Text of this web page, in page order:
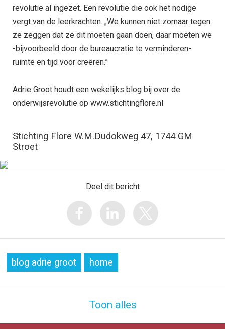
revolutie al ingezet. Een revolutie die ook het nodige
vergt van de leerkrachten. „We kunnen niet zomaar tegen
ze zeggen dat ze dit moeten gaan doen, daar moeten we
-bijvoorbeeld door de bureaucratie te verminderen-
ruimte en tijd voor creëren.”
Adrie Groot houdt een wekelijks blog bij over de
onderwijsrevolutie op www.stichtingflore.nl
Stichting Flore W.M.Dudokweg 47, 1744 GM
Stroet
Deel dit bericht
blog adrie groot home
Toon alles